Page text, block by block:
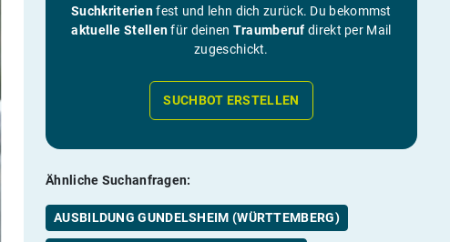
Suchkriterienfest und lehn dich zurück. Du bekommst
aktuelle Stellenfür deinen Traumberuf direkt per Mail
zugeschickt.
SUCHBOT ERSTELLEN
Ähnliche Suchanfragen:
AUSBILDUNG GUNDELSHEIM (WÜRTTEMBERG)